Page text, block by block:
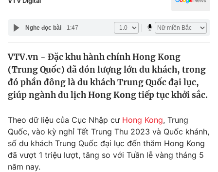
Pháp luật
Thế giới
Tin tức
Thế giới đó đây
Câu chuyện quốc tế
Tài chính
Thị trường
Góc doanh nghiệp
Dữ liệu và đời sống
Truyền hình
Công nghệ
Nghe đọc bài 1:47
VTV.vn - Đặc khu hành chính Hong Kong
(Trung Quốc) đã đón lượng lớn du khách, trong
đó phần đông là du khách Trung Quốc đại lục,
giúp ngành du lịch Hong Kong tiếp tục khởi sắc.
Theo dữ liệu của Cục Nhập cư Hong Kong, Trung
Quốc, vào kỳ nghỉ Tết Trung Thu 2023 và Quốc khánh,
số du khách Trung Quốc đại lục đến thăm Hong Kong
đã vượt 1 triệu lượt, tăng so với Tuần lễ vàng tháng 5
năm nay.